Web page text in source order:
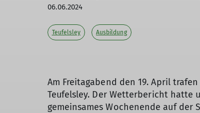
06.06.2024
Teufelsley Ausbildung
Am Freitagabend den 19. April
Teufelsley. Der Wetterbericht hatte
gemeinsames Wochenende auf